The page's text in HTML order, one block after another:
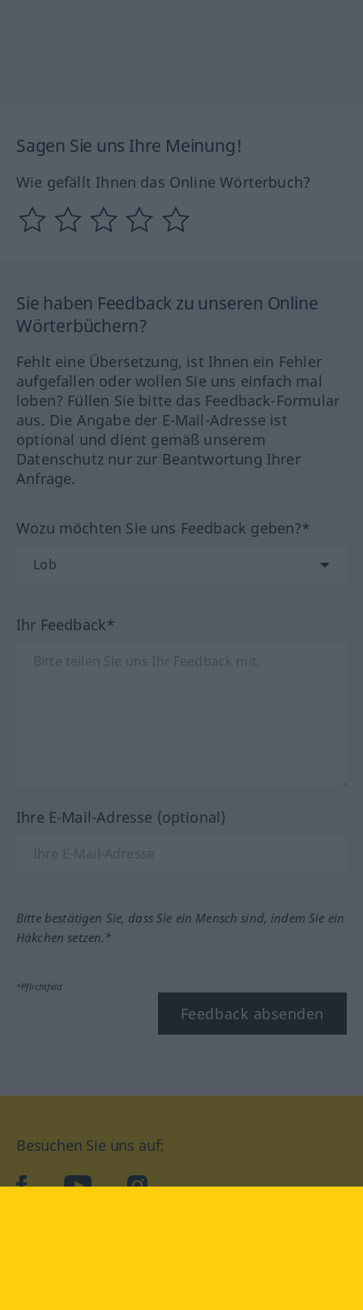
Sagen Sie uns Ihre Meinung!
Wie gefällt Ihnen das Online Wörterbuch?
Sie haben Feedback zu unseren Online
Wörterbüchern?
Fehlt eine Übersetzung, ist Ihnen ein Fehler
aufgefallen oder wollen Sie uns einfach mal
loben? Füllen Sie bitte das Feedback-Formular
aus. Die Angabe der E-Mail-Adresse ist
optional und dient gemäß unserem
Datenschutz nur zur Beantwortung Ihrer
Anfrage.
Wozu möchten Sie uns Feedback geben?*
Ihr Feedback*
Ihre E-Mail-Adresse (optional)
Bitte bestätigen Sie, dass Sie ein Mensch sind, indem Sie ein
Häkchen setzen.*
*Pflichtfeld
Feedback absenden
Besuchen Sie uns auf:
facebookYouTube Instagram